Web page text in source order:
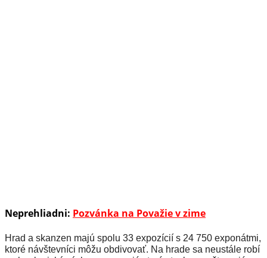
Neprehliadni: Pozvánka na Považie v zime
Hrad a skanzen majú spolu 33 expozícií s 24 750 exponátmi,
ktoré návštevníci môžu obdivovať. Na hrade sa neustále robí